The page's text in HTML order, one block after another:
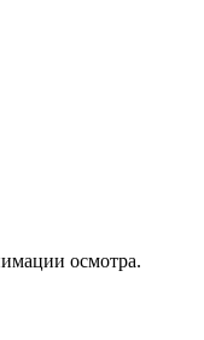
осмотра.